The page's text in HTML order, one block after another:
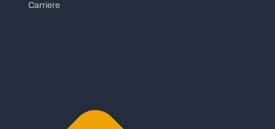
Carriere